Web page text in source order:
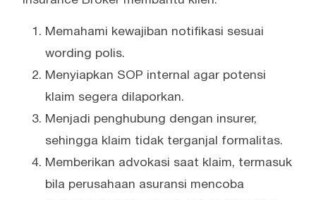
Memahami kewajiban notifikasi sesuai
wording polis.
Menyiapkan SOP internal agar potensi
klaim segera dilaporkan.
Menjadi penghubung dengan insurer,
sehingga klaim tidak terganjal formalitas.
Memberikan advokasi saat klaim, termasuk
bila perusahaan asuransi mencoba